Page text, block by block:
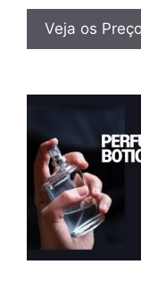
Veja os